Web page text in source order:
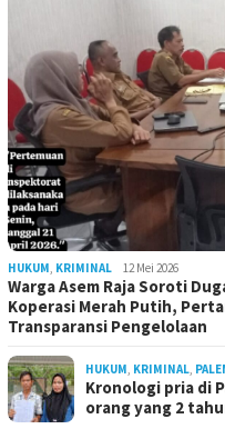
HUKUM, KRIMINAL 12 Mei 2026
Warga Asem Raja Soroti
Koperasi Merah Putih,
Transparansi Pengelolaan
HUKUM, KRIMINAL,
Kronologi pria di
orang yang 2